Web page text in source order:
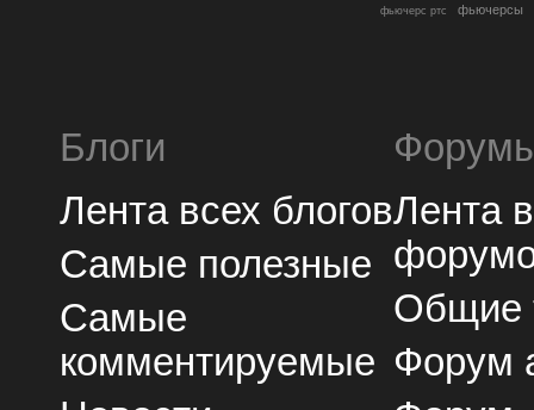
фьючерс ртс фьючерсы
Блоги
Лента всех блогов
Самые полезные
Самые
комментируемые
Лента
Общие
Форум